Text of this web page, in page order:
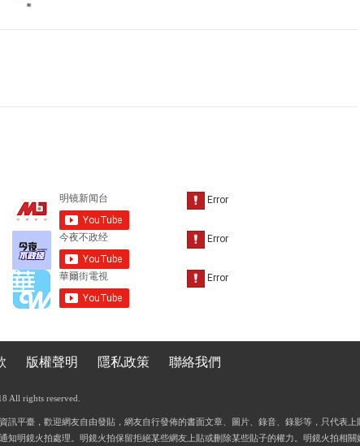
版權聲明 隱私政策 聯絡我們
All rights reserved.
訊平臺，歡迎網友自由發貼，網友自行發佈的書面文章、圖片、錄音、錄影等，只代表
知明鏡火拍處理。明鏡火拍保留拒絕某些網友上貼或刪除某些貼子的權力。明鏡火拍相